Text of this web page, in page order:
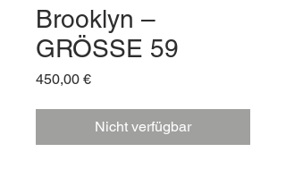
Brooklyn –
GRÖSSE 59
450,00 €Preis
Nicht verfügbar